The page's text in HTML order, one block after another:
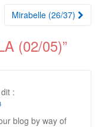
Mirabelle (26/37)
(02/05)”
:
blog by way of